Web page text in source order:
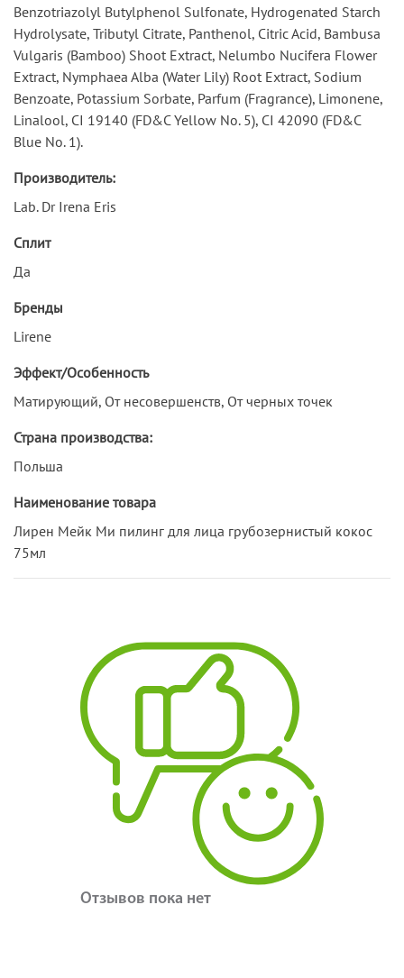
Benzotriazolyl Butylphenol Sulfonate, Hydrogenated Starch
Hydrolysate, Tributyl Citrate, Panthenol, Citric Acid, Bambusa
Vulgaris (Bamboo) Shoot Extract, Nelumbo Nucifera Flower
Extract, Nymphaea Alba (Water Lily) Root Extract, Sodium
Benzoate, Potassium Sorbate, Parfum (Fragrance), Limonene,
Linalool, CI 19140 (FD&C Yellow No. 5), CI 42090 (FD&C
Blue No. 1).
Производитель:
Lab. Dr Irena Eris
Сплит
Да
Бренды
Lirene
Эффект/Особенность
Матирующий, От несовершенств, От черных точек
Страна производства:
Польша
Наименование товара
Лирен Мейк Ми пилинг для лица грубозернистый кокос
75мл
Отзывов пока нет